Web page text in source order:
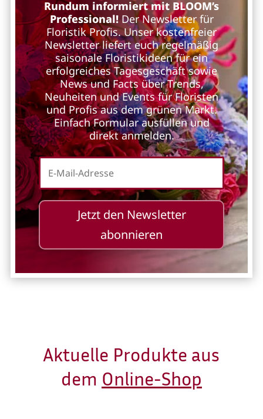
Rundum informiert mit BLOOM’s
Professional!Der Newsletter für
Floristik Profis. Unser kostenfreier
Newsletter liefert euch regelmäßig
saisonale Floristikideen für ein
erfolgreiches Tagesgeschäft sowie
News und Facts über Trends,
Neuheiten und Events für Floristen
und Profis aus dem grünen Markt.
Einfach Formular ausfüllen und
direkt anmelden.
Jetzt den Newsletter
abonnieren
Aktuelle Produkte aus
dem Online-Shop